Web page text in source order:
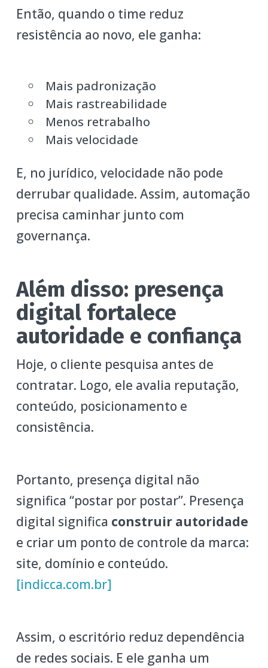
Então, quando o time reduz
resistência ao novo, ele ganha:
Mais padronização
Mais rastreabilidade
Menos retrabalho
Mais velocidade
E, no jurídico, velocidade não pode
derrubar qualidade. Assim, automação
precisa caminhar junto com
governança.
Além disso: presença
digital fortalece
autoridade e confiança
Hoje, o cliente pesquisa antes de
contratar. Logo, ele avalia reputação,
conteúdo, posicionamento e
consistência.
Portanto, presença digital não
significa “postar por postar”. Presença
digital significa construir autoridade
e criar um ponto de controle da marca:
site, domínio e conteúdo.
[indicca.com.br]
Assim, o escritório reduz dependência
de redes sociais. E ele ganha um